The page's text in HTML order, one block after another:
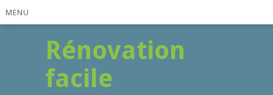
MENU
Rénovation
facile